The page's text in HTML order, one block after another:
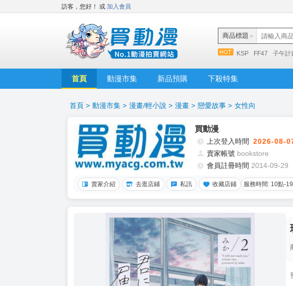
訪客，您好！ 或 加入會員
商品標題
KSP FF47 子午計
首頁 動漫市集 新品預購 下殺特集
首頁 > 動漫市集 > 漫畫/輕小說 > 漫畫 > 戀愛故事 > 女性向
買動漫
上次登入時間 2026-08-
賣家帳號 bookstore
會員註冊時間 2014-09-29
賣家介紹 去逛店鋪 私訊 收藏店鋪 服務時間: 10點-